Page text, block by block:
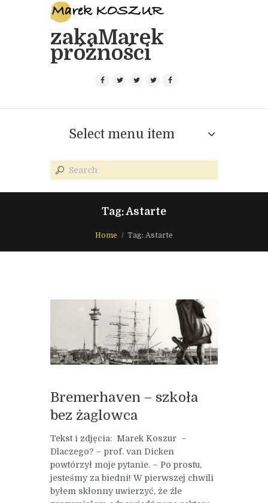
zakaMarek
próżności
Select menu item
Tag: Astarte
Home Tag: Astarte
Bremerhaven – szkoła
bez żaglowca
Tekst i zdjęcia: Marek Koszur –
Dlaczego? – prof. van Dicken
powtórzył moje pytanie. – Po prostu,
jesteśmy za biedni! W pierwszej chwili
byłem skłonny uwierzyć, że źle